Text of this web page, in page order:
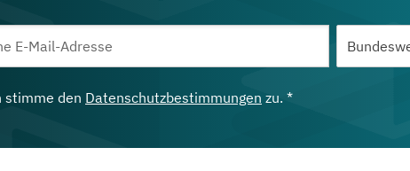
stimme den Datenschutzbestimmungen zu. *